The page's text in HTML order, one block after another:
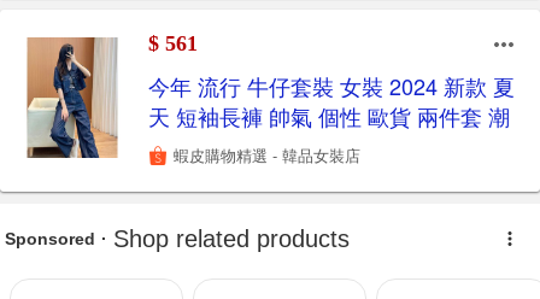
$ 561
今年 流行 牛仔套裝 女裝 2024 新款 夏
天 短袖長褲 帥氣 個性 歐貨 兩件套 潮
蝦皮購物精選 - 韓品女裝店